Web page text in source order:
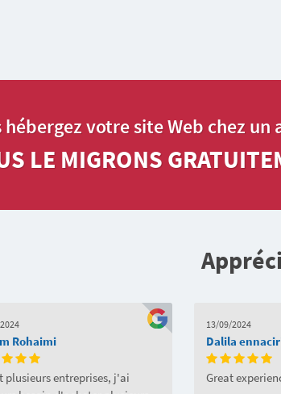
hébergez votre site Web chez un
LE MIGRONS
Rohaimi
plusieurs entreprises, j'ai
13/09/2024
Dalila
Great